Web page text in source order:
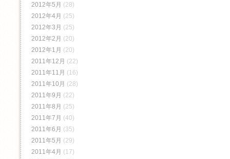
2012年5月 (28)
2012年4月 (25)
2012年3月 (25)
2012年2月 (20)
2012年1月 (20)
2011年12月 (22)
2011年11月 (16)
2011年10月 (28)
2011年9月 (22)
2011年8月 (25)
2011年7月 (40)
2011年6月 (35)
2011年5月 (29)
2011年4月 (17)